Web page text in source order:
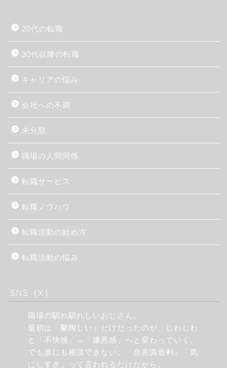
20代の転職
30代以降の転職
キャリアの悩み
会社への不満
未分類
職場の人間関係
転職サービス
転職ノウハウ
転職活動の始め方
転職活動の悩み
SNS（X）
職場の馴れ馴れしいおじさん。
最初は「鬱陶しい」だけだったのが、じわじわ
と「不快感」→「嫌悪感」へと変わっていく。
でも誰にも相談できない。「自意識過剰」「気
にしすぎ」って言われるだけだから。